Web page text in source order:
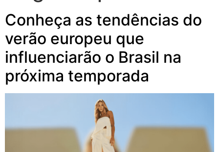
Conheça as tendências do
verão europeu que
influenciarão o Brasil na
próxima temporada